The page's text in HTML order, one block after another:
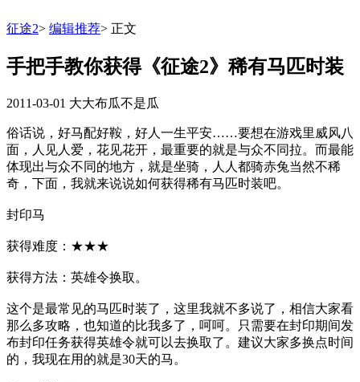
征途2> 编辑推荐> 正文
手把手教你获得《征途2》稀有马匹时装
2011-03-01 大大布瓜不是瓜
俗话说，好马配好鞍，好人一生平安……要想在游戏里威风八
面，人见人爱，花见花开，最重要的就是与众不同拉。而最能
体现出与众不同的地方，就是坐骑，人人都骑赤兔当然不稀
奇，下面，我就来说说如何获得稀有马匹时装吧。
封印马
获得难度：★★★
获得方法：英雄令换取。
这个是最常见的马匹时装了，这里我就不多说了，相信大家看
那么多攻略，也知道的比我多了，呵呵。只需要在封印期间发
布封印任务获得英雄令就可以去换取了。建议大家多换点时间
的，我现在用的就是30天的马。